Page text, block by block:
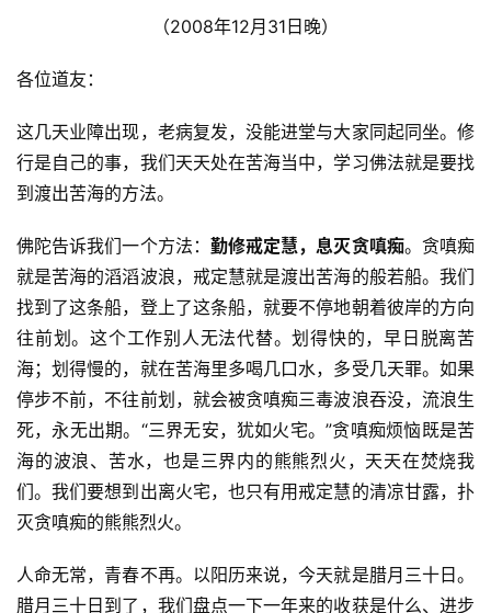
（2008年12月31日晚）
各位道友：
这几天业障出现，老病复发，没能进堂与大家同起同坐。修
行是自己的事，我们天天处在苦海当中，学习佛法就是要找
到渡出苦海的方法。
佛陀告诉我们一个方法： 勤修戒定慧，息灭贪嗔痴。贪嗔痴
就是苦海的滔滔波浪，戒定慧就是渡出苦海的般若船。我们
找到了这条船，登上了这条船，就要不停地朝着彼岸的方向
往前划。这个工作别人无法代替。划得快的，早日脱离苦
海；划得慢的，就在苦海里多喝几口水，多受几天罪。如果
停步不前，不往前划，就会被贪嗔痴三毒波浪吞没，流浪生
死，永无出期。“三界无安，犹如火宅。”贪嗔痴烦恼既是苦
海的波浪、苦水，也是三界内的熊熊烈火，天天在焚烧我
们。我们要想到出离火宅，也只有用戒定慧的清凉甘露，扑
灭贪嗔痴的熊熊烈火。
人命无常，青春不再。以阳历来说，今天就是腊月三十日。
腊月三十日到了，我们盘点一下一年来的收获是什么、进步